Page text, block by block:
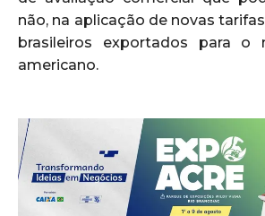
não, na aplicação de novas
brasileiros exportados para o
americano.